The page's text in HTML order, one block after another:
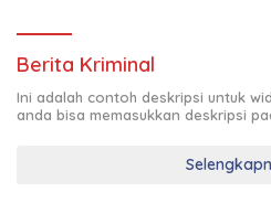
Berita Kriminal
Ini adalah contoh deskripsi untuk
anda bisa memasukkan deskripsi